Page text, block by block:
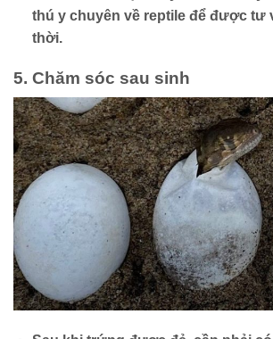
thú y chuyên về reptile để được tư
thời.
5. Chăm sóc sau sinh